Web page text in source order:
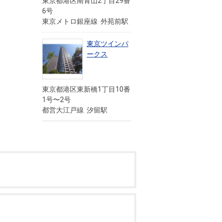
6号
東京メトロ銀座線 外苑前駅
東京ツインパ
ークス
東京都港区東新橋1丁目10番
1号〜2号
都営大江戸線 汐留駅